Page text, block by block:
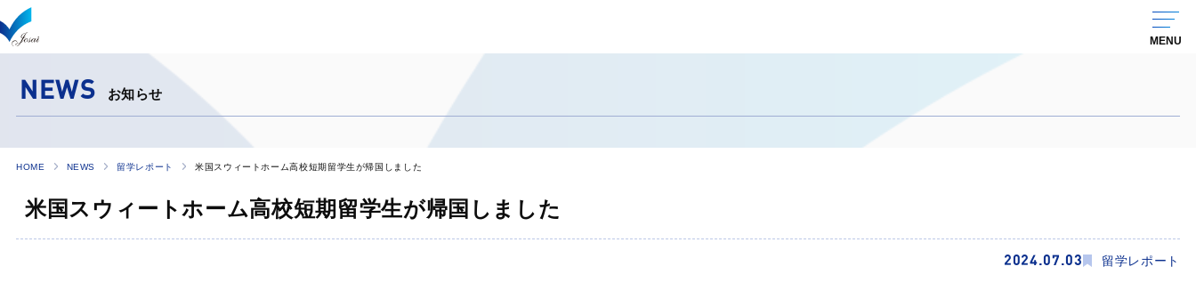
NEWS お知らせ
HOME NEWS 留学レポート 米国スウィートホーム高校短期留学生が帰国しました
米国スウィートホーム高校短期留学生が帰国しました
2024.07.03 留学レポート